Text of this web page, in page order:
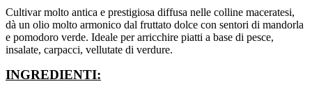
Cultivar molto antica e prestigiosa diffusa nelle colline maceratesi,
dà un olio molto armonico dal fruttato dolce con sentori di mandorla
e pomodoro verde. Ideale per arricchire piatti a base di pesce,
insalate, carpacci, vellutate di verdure.
INGREDIENTI: